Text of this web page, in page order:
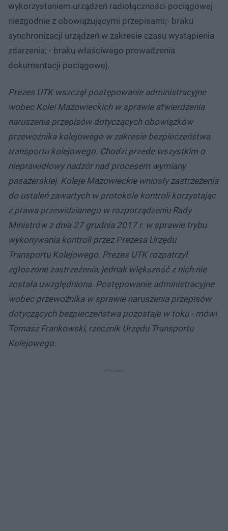
wykorzystaniem urządzeń radiołączności pociągowej
niezgodnie z obowiązującymi przepisami;- braku
synchronizacji urządzeń w zakresie czasu wystąpienia
zdarzenia; - braku właściwego prowadzenia
dokumentacji pociągowej.
Prezes UTK wszczął postępowanie administracyjne
wobec Kolei Mazowieckich w sprawie stwierdzenia
naruszenia przepisów dotyczących obowiązków
przewoźnika kolejowego w zakresie bezpieczeństwa
transportu kolejowego. Chodzi przede wszystkim o
nieprawidłowy nadzór nad procesem wymiany
pasażerskiej. Koleje Mazowieckie wniosły zastrzeżenia
do ustaleń zawartych w protokole kontroli korzystając
z prawa przewidzianego w rozporządzeniu Rady
Ministrów z dnia 27 grudnia 2017 r. w sprawie trybu
wykonywania kontroli przez Prezesa Urzędu
Transportu Kolejowego. Prezes UTK rozpatrzył
zgłoszone zastrzeżenia, jednak większość z nich nie
została uwzględniona. Postępowanie administracyjne
wobec przewoźnika w sprawie naruszenia przepisów
dotyczących bezpieczeństwa pozostaje w toku - mówi
Tomasz Frankowski, rzecznik Urzędu Transportu
Kolejowego.